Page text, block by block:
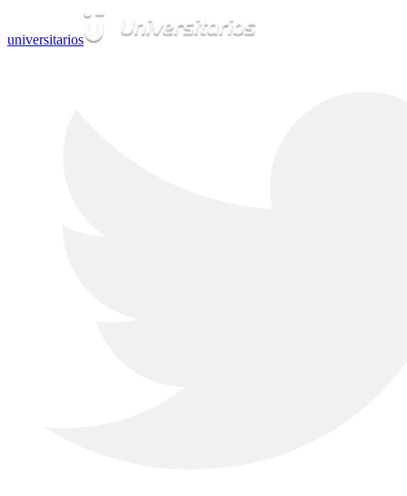
universitarios